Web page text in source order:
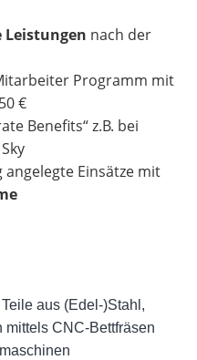
Leistungen nach der
Programm mit
€
Benefits“ z.B. bei
Einsätze mit
aus (Edel-)Stahl,
mittels CNC-Bettfräsen